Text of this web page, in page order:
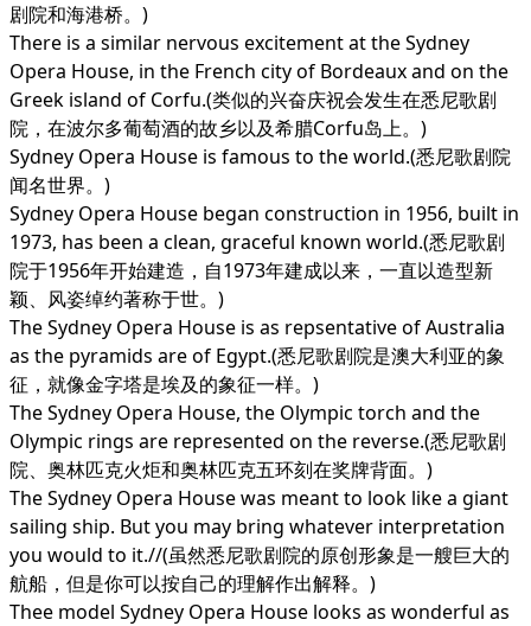
剧院和海港桥。)
There is a similar nervous excitement at the Sydney
Opera House, in the French city of Bordeaux and on the
Greek island of Corfu.(类似的兴奋庆祝会发生在悉尼歌剧
院，在波尔多葡萄酒的故乡以及希腊Corfu岛上。)
Sydney Opera House is famous to the world.(悉尼歌剧院
闻名世界。)
Sydney Opera House began construction in 1956, built in
1973, has been a clean, graceful known world.(悉尼歌剧
院于1956年开始建造，自1973年建成以来，一直以造型新
颖、风姿绰约著称于世。)
The Sydney Opera House is as repsentative of Australia
as the pyramids are of Egypt.(悉尼歌剧院是澳大利亚的象
征，就像金字塔是埃及的象征一样。)
The Sydney Opera House, the Olympic torch and the
Olympic rings are represented on the reverse.(悉尼歌剧
院、奥林匹克火炬和奥林匹克五环刻在奖牌背面。)
The Sydney Opera House was meant to look like a giant
sailing ship. But you may bring whatever interpretation
you would to it.//(虽然悉尼歌剧院的原创形象是一艘巨大的
航船，但是你可以按自己的理解作出解释。)
Thee model Sydney Opera House looks as wonderful as